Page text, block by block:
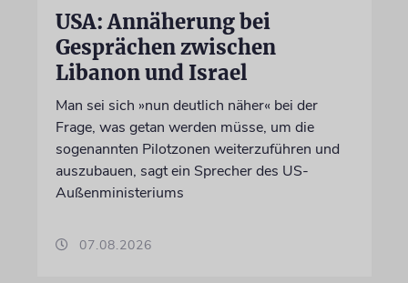
USA: Annäherung bei
Gesprächen zwischen
Libanon und Israel
Man sei sich »nun deutlich näher« bei der
Frage, was getan werden müsse, um die
sogenannten Pilotzonen weiterzuführen und
auszubauen, sagt ein Sprecher des US-
Außenministeriums
07.08.2026